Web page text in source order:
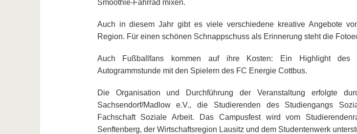
Smoothie-Fahrrad mixen.
Auch in diesem Jahr gibt es viele verschiedene kreative Angebote
Region. Für einen schönen Schnappschuss als Erinnerung steht die
Auch Fußballfans kommen auf ihre Kosten: Ein Highlight des
Autogrammstunde mit den Spielern des FC Energie Cottbus.
Die Organisation und Durchführung der Veranstaltung erfolgte
Sachsendorf/Madlow e.V., die Studierenden des Studiengangs
Fachschaft Soziale Arbeit. Das Campusfest wird vom
Senftenberg, der Wirtschaftsregion Lausitz und dem Studentenwerk